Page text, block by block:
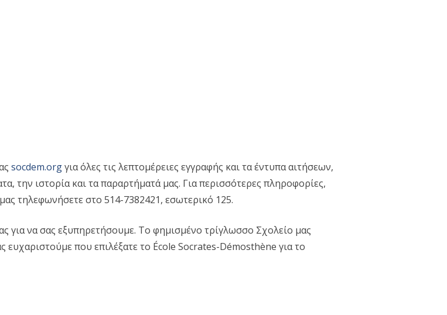
socdem.orgγια όλες τις λεπτομέρειες εγγραφής και τα έντυπα αιτήσεων,
την ιστορία και τα παραρτήματά μας. Για περισσότερες πληροφορίες,
τηλεφωνήσετε στο 514-7382421, εσωτερικό 125.
για να σας εξυπηρετήσουμε. Το φημισμένο τρίγλωσσο Σχολείο μας
ευχαριστούμε που επιλέξατε το École Socrates-Démosthène για το